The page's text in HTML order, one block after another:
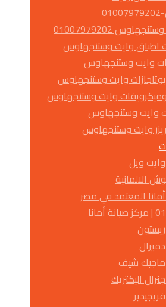
01007979202
اطباق وايت وستنجهاوس
وايت وستنجهاوس
وايت وستنجهاوس
وميكرويفات وايت وستنجهاوس
وايت وستنجهاوس
وايت وستنجهاوس
ويل
الالمانية
المعتمد في مصر
ماجيك شيف
اليكتريك